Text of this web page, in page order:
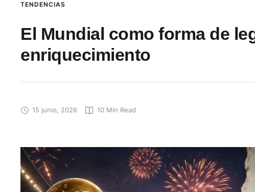
TENDENCIAS
El Mundial como forma de
enriquecimiento
15 junio, 2026 10 Min Read